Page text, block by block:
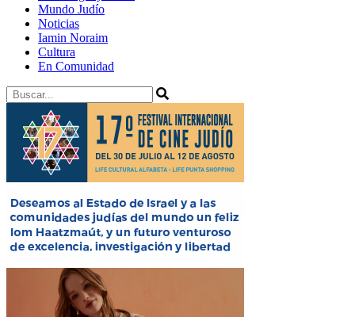
Mundo Judío
Noticias
Iamin Noraim
Cultura
En Comunidad